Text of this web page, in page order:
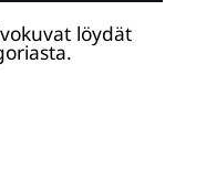
löydät